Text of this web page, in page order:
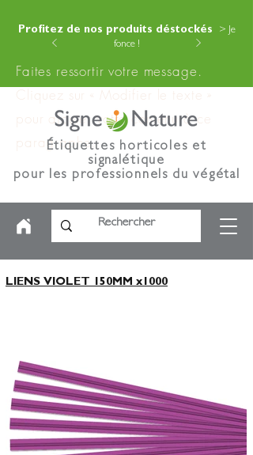
Profitez de nos produits déstockés
> Je
fonce !
Faites ressortir votre message.
Cliquez sur « Modifier le texte »
pour ajouter votre contenu à ce
paragraphe.
Étiquettes horticoles et
signalétique
pour les professionnels du végétal
LIENS VIOLET 150MM x1000